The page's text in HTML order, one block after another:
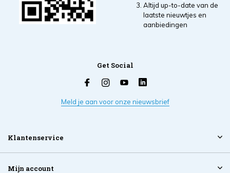
Altijd up-to-date van de
laatste nieuwtjes en
aanbiedingen
Get Social
Meld je aan voor onze nieuwsbrief
Klantenservice
Mijn account